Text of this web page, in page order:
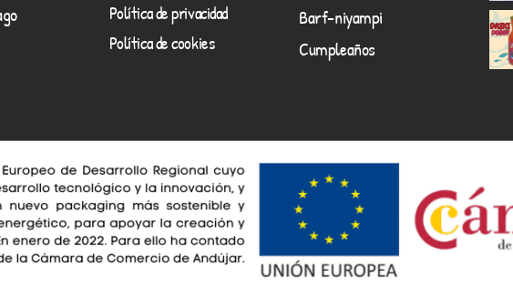
Política de privacidad
Política de cookies
Barf-niyampi
Cumpleaños